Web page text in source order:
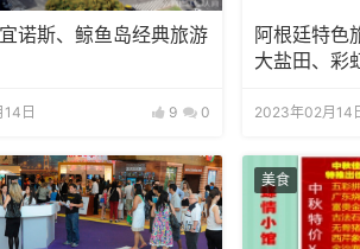
诺斯、鲸鱼岛经典旅游
日 9 0
阿根廷特色
大盐田、彩
2023年02月14
美食